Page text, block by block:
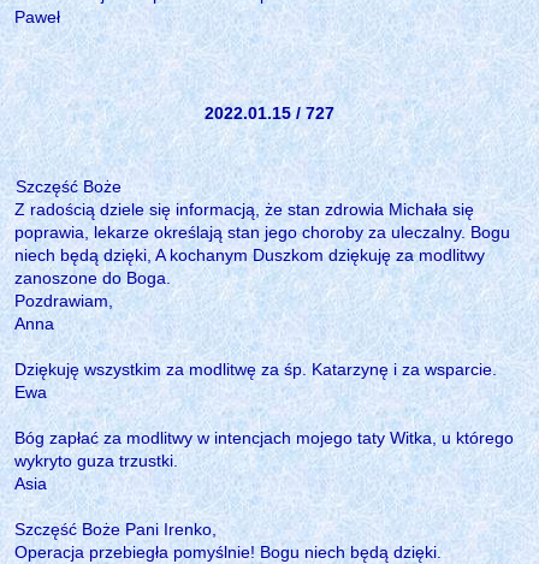
Paweł
2022.01.15 / 727
Szczęść Boże
Z radością dziele się informacją, że stan zdrowia Michała się
poprawia, lekarze określają stan jego choroby za uleczalny. Bogu
niech będą dzięki, A kochanym Duszkom dziękuję za modlitwy
zanoszone do Boga.
Pozdrawiam,
Anna
Dziękuję wszystkim za modlitwę za śp. Katarzynę i za wsparcie.
Ewa
Bóg zapłać za modlitwy w intencjach mojego taty Witka, u którego
wykryto guza trzustki.
Asia
Szczęść Boże Pani Irenko,
Operacja przebiegła pomyślnie! Bogu niech będą dzięki.